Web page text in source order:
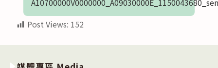
Post Views: 152